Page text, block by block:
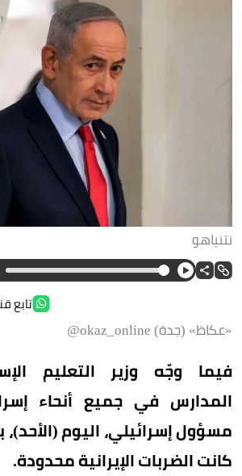
نتنياهو
تابع
«عكاظ» (جدة) okaz_online@
فيما وجّه وزير التعليم
المدارس في جميع أنحاء
مسؤول إسرائيلي، اليوم
كانت الضربات الإيرانية محدودة.